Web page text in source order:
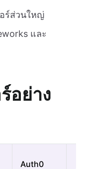
ร์ส่วนใหญ่
และ
อย่าง
Auth0